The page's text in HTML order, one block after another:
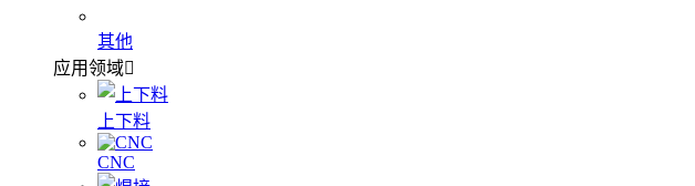
其他
应用领域
上下料
CNC